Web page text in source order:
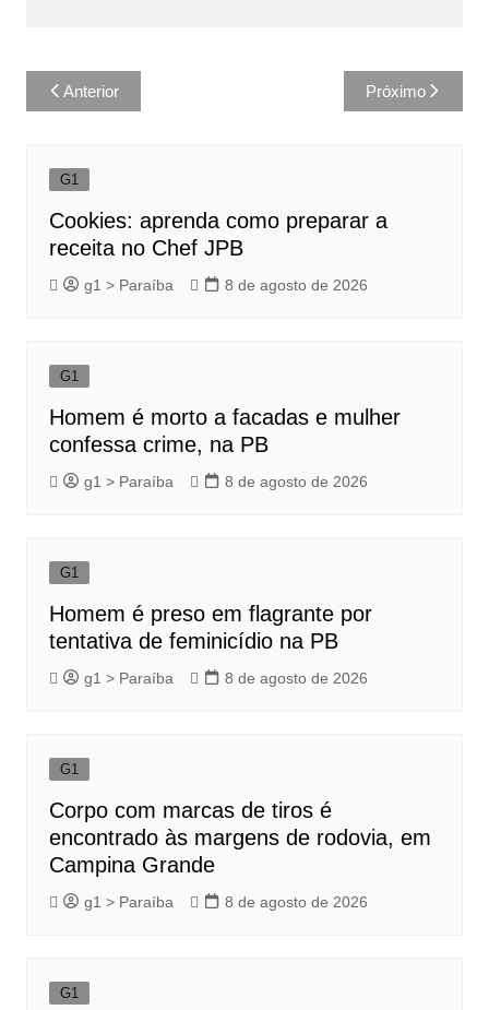
Navegação
de
Anterior Próximo
G1
Cookies: aprenda como preparar a
receita no Chef JPB
g1 > Paraíba 8 de agosto de 2026
G1
Homem é morto a facadas e mulher
confessa crime, na PB
g1 > Paraíba 8 de agosto de 2026
G1
Homem é preso em flagrante por
tentativa de feminicídio na PB
g1 > Paraíba 8 de agosto de 2026
G1
Corpo com marcas de tiros é
encontrado às margens de rodovia, em
Campina Grande
g1 > Paraíba 8 de agosto de 2026
G1